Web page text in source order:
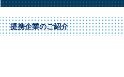
提携企業のご紹介